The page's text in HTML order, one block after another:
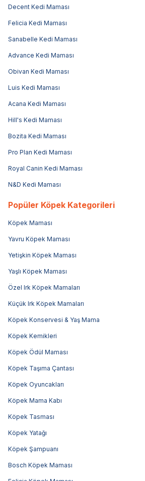
Decent Kedi Maması
Felicia Kedi Maması
Sanabelle Kedi Maması
Advance Kedi Maması
Obivan Kedi Maması
Luis Kedi Maması
Acana Kedi Maması
Hill's Kedi Maması
Bozita Kedi Maması
Pro Plan Kedi Maması
Royal Canin Kedi Maması
N&D Kedi Maması
Popüler Köpek Kategorileri
Köpek Maması
Yavru Köpek Maması
Yetişkin Köpek Maması
Yaşlı Köpek Maması
Özel Irk Köpek Mamaları
Küçük Irk Köpek Mamaları
Köpek Konservesi & Yaş Mama
Köpek Kemikleri
Köpek Ödül Maması
Köpek Taşıma Çantası
Köpek Oyuncakları
Köpek Mama Kabı
Köpek Tasması
Köpek Yatağı
Köpek Şampuanı
Bosch Köpek Maması